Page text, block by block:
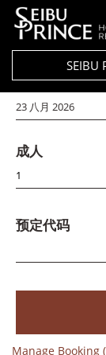
SEIBU
饭店
Select Any
入住日期
成人
预定代码
Manage Booking